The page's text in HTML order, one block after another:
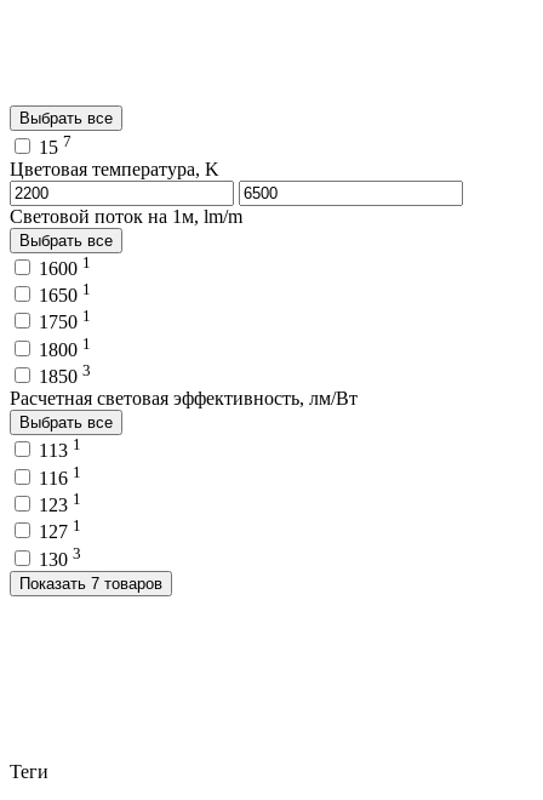
Выбрать все
15 7
Цветовая температура, K
Световой поток на 1м, lm/m
Выбрать все
1600 1
1650 1
1750 1
1800 1
1850 3
Расчетная световая эффективность, лм/Вт
Выбрать все
113 1
116 1
123 1
127 1
130 3
Показать 7 товаров
Теги